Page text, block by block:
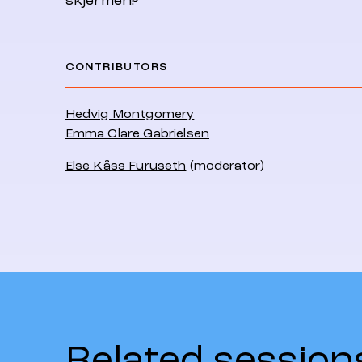
CONTRIBUTORS
Hedvig Montgomery
Emma Clare Gabrielsen
Else Kåss Furuseth (moderator)